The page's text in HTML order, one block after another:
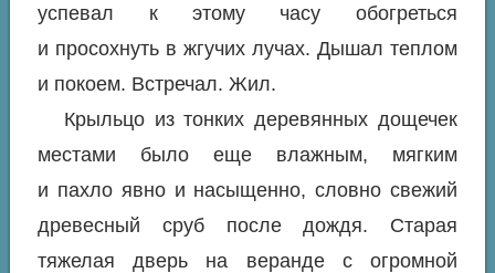
успевал к этому часу обогреться
и просохнуть в жгучих лучах. Дышал теплом
и покоем. Встречал. Жил.
Крыльцо из тонких деревянных дощечек
местами было еще влажным, мягким
и пахло явно и насыщенно, словно свежий
древесный сруб после дождя. Старая
тяжелая дверь на веранде с огромной